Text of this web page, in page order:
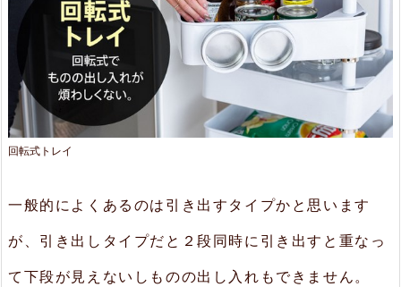
と
も
ち
ょ
っ
が
ほ
し
回転式トレイ
一般的によくあるのは引き出すタイプかと思います
が、引き出しタイプだと２段同時に引き出すと重なっ
て下段が見えないしものの出し入れもできません。